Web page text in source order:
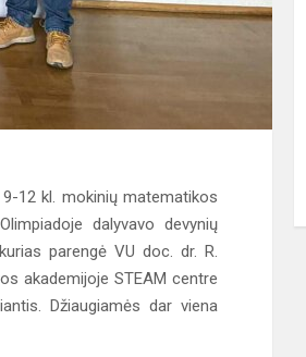
12 kl. mokinių matematikos
dalyvavo devynių
parengė VU doc. dr. R.
akademijoje STEAM centre
Džiaugiamės dar viena